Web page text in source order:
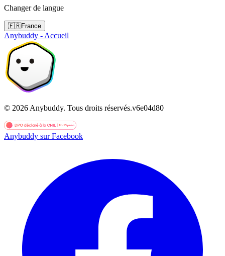
Changer de langue
🇫🇷France
Anybuddy - Accueil
© 2026 Anybuddy. Tous droits réservés.v6e04d80
Anybuddy sur Facebook